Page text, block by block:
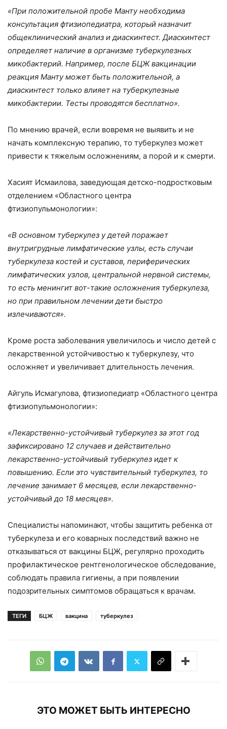
«При положительной пробе Манту необходима
консультация фтизиопедиатра, который назначит
общеклинический анализ и диаскинтест. Диаскинтест
определяет наличие в организме туберкулезных
микобактерий. Например, после БЦЖ вакцинации
реакция Манту может быть положительной, а
диаскинтест только влияет на туберкулезные
микобактерии. Тесты проводятся бесплатно».
По мнению врачей, если вовремя не выявить и не
начать комплексную терапию, то туберкулез может
привести к тяжелым осложнениям, а порой и к смерти.
Хасият Исмаилова, заведующая детско-подростковым
отделением «Областного центра
фтизиопульмонологии»:
«В основном туберкулез у детей поражает
внутригрудные лимфатические узлы, есть случаи
туберкулеза костей и суставов, периферических
лимфатических узлов, центральной нервной системы,
то есть менингит вот-такие осложнения туберкулеза,
но при правильном лечении дети быстро
излечиваются».
Кроме роста заболевания увеличилось и число детей с
лекарственной устойчивостью к туберкулезу, что
осложняет и увеличивает длительность лечения.
Айгуль Исмагулова, фтизиопедиатр «Областного центра
фтизиопульмонологии»:
«Лекарственно-устойчивый туберкулез за этот год
зафиксировано 12 случаев и действительно
лекарственно-устойчивый туберкулез идет к
повышению. Если это чувствительный туберкулез, то
лечение занимает 6 месяцев, если лекарственно-
устойчивый до 18 месяцев».
Специалисты напоминают, чтобы защитить ребенка от
туберкулеза и его коварных последствий важно не
отказываться от вакцины БЦЖ, регулярно проходить
профилактическое рентгенологическое обследование,
соблюдать правила гигиены, а при появлении
подозрительных симптомов обращаться к врачам.
ТЕГИ БЦЖ вакцина туберкулез
ЭТО МОЖЕТ БЫТЬ ИНТЕРЕСНО